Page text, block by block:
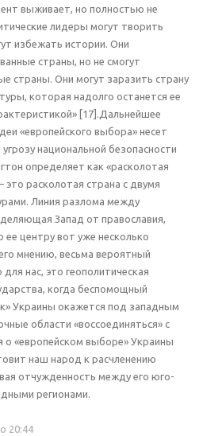
выживает, но полностью не
лидеры могут творить
избежать истории. Они
страны, но не смогут
страны. Они могут заразить страну
которая надолго останется ее
[17].Дальнейшее
«европейского выбора» несет
национальной безопасности
определяет как «расколотая
это расколотая страна с двумя
Линия разлома между
Запад от православия,
центру вот уже несколько
мнению, весьма вероятный
нас, это геополитическая
когда беспомощный
Украины окажется под западным
области «воссоединяться» с
о «европейском выборе» Украины
наш народ к расчленению
отчужденность между его юго-
регионами.
20:44